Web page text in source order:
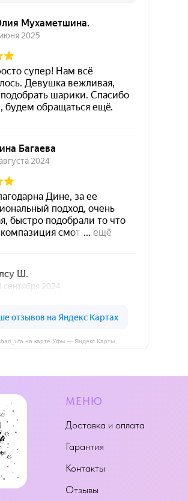
на карте Уфы — Яндекс Карты
МЕНЮ
Доставка и оплата
Гарантия
Контакты
Отзывы